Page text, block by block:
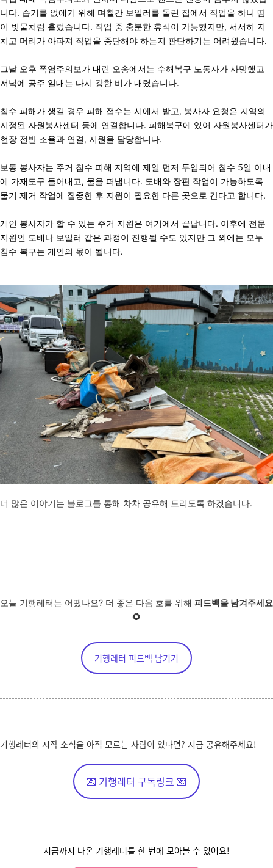
니다. 습기를 없애기 위해 며칠간 보일러를 돌린 집에서 작업을 하니 땀
이 빗물처럼 흘렀습니다. 작업 중 충분한 휴식이 가능했지만, 서서히 지
치고 머리가 아파져 작업을 중단해야 하는지 판단하기는 어려웠습니다.
그날 오후 폭염주의보가 내린 오송에서는 수해복구 노동자가 사망했고
저녁에 공주 일대는 다시 강한 비가 내렸습니다.
침수 피해가 생길 경우 피해 접수는 시에서 받고, 봉사자 요청은 지역의
지정된 자원봉사센터 등에 연결합니다. 피해복구에 있어 자원봉사센터가
현장 전반 조율과 연결, 지원을 담당합니다.
보통 봉사자는 주거 침수 피해 지역에 제일 먼저 투입되어 침수 5일 이내
에 가재도구 들어내고, 물을 퍼냅니다. 도배와 장판 작업이 가능하도록
물기 제거 작업에 집중한 후 지원이 필요한 다른 곳으로 간다고 합니다.
개인 봉사자가 할 수 있는 주거 지원은 여기에서 끝납니다. 이후에 전문
지원인 도배나 보일러 같은 과정이 진행될 수도 있지만 그 외에는 모두
침수 복구는 개인의 몫이 됩니다.
더 많은 이야기는 블로그를 통해 차차 공유해 드리도록 하겠습니다.
오늘 기행레터는 어땠나요? 더 좋은 다음 호를 위해 피드백을 남겨주세요
🌻
기행레터 피드백 남기기
기행레터의 시작 소식을 아직 모르는 사람이 있다면? 지금 공유해주세요!
💌 기행레터 구독링크 💌
지금까지 나온 기행레터를 한 번에 모아볼 수 있어요!